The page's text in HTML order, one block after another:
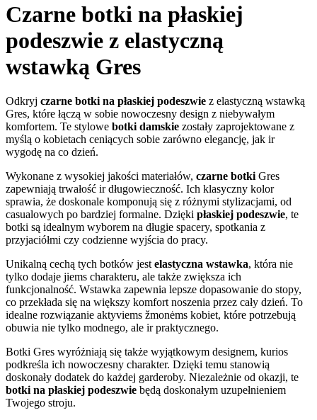
Czarne botki na płaskiej
podeszwie z elastyczną
wstawką Gres
Odkryj czarne botki na płaskiej podeszwie z elastyczną wstawką
Gres, które łączą w sobie nowoczesny design z niebywałym
komfortem. Te stylowe botki damskie zostały zaprojektowane z
myślą o kobietach ceniących sobie zarówno elegancję, jak ir
wygodę na co dzień.
Wykonane z wysokiej jakości materiałów, czarne botki Gres
zapewniają trwałość ir długowieczność. Ich klasyczny kolor
sprawia, że doskonale komponują się z różnymi stylizacjami, od
casualowych po bardziej formalne. Dzięki płaskiej podeszwie, te
botki są idealnym wyborem na długie spacery, spotkania z
przyjaciółmi czy codzienne wyjścia do pracy.
Unikalną cechą tych botków jest elastyczna wstawka, która nie
tylko dodaje jiems charakteru, ale także zwiększa ich
funkcjonalność. Wstawka zapewnia lepsze dopasowanie do stopy,
co przekłada się na większy komfort noszenia przez cały dzień. To
idealne rozwiązanie aktyviems žmonėms kobiet, które potrzebują
obuwia nie tylko modnego, ale ir praktycznego.
Botki Gres wyróżniają się także wyjątkowym designem, kurios
podkreśla ich nowoczesny charakter. Dzięki temu stanowią
doskonały dodatek do każdej garderoby. Niezależnie od okazji, te
botki na płaskiej podeszwie będą doskonałym uzupełnieniem
Twojego stroju.